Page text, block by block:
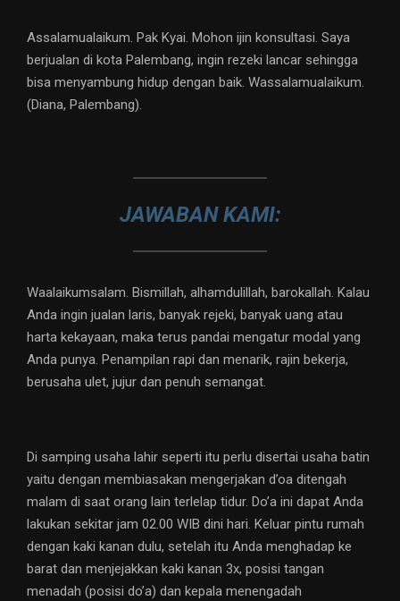
Assalamualaikum. Pak Kyai. Mohon ijin konsultasi. Saya
berjualan di kota Palembang, ingin rezeki lancar sehingga
bisa menyambung hidup dengan baik. Wassalamualaikum.
(Diana, Palembang).
JAWABAN KAMI:
Waalaikumsalam. Bismillah, alhamdulillah, barokallah. Kalau
Anda ingin jualan laris, banyak rejeki, banyak uang atau
harta kekayaan, maka terus pandai mengatur modal yang
Anda punya. Penampilan rapi dan menarik, rajin bekerja,
berusaha ulet, jujur dan penuh semangat.
Di samping usaha lahir seperti itu perlu disertai usaha batin
yaitu dengan membiasakan mengerjakan d’oa ditengah
malam di saat orang lain terlelap tidur. Do’a ini dapat Anda
lakukan sekitar jam 02.00 WIB dini hari. Keluar pintu rumah
dengan kaki kanan dulu, setelah itu Anda menghadap ke
barat dan menjejakkan kaki kanan 3x, posisi tangan
menadah (posisi do’a) dan kepala menengadah